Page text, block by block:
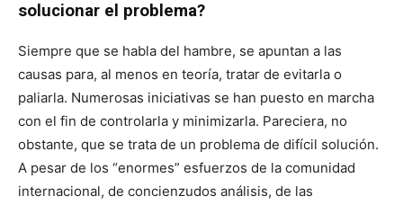
solucionar el problema?
Siempre que se habla del hambre, se apuntan a las
causas para, al menos en teoría, tratar de evitarla o
paliarla. Numerosas iniciativas se han puesto en marcha
con el fin de controlarla y minimizarla. Pareciera, no
obstante, que se trata de un problema de difícil solución.
A pesar de los “enormes” esfuerzos de la comunidad
internacional, de concienzudos análisis, de las